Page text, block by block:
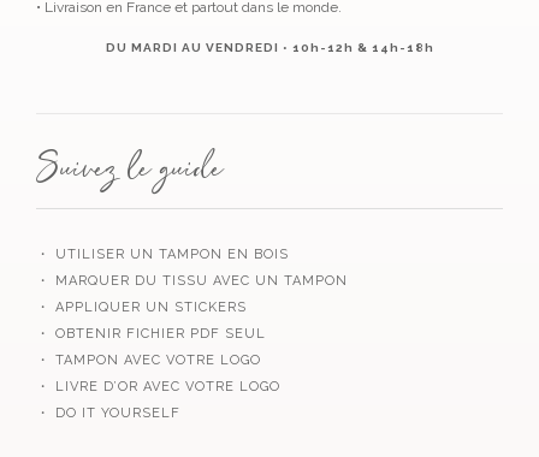
• Livraison en France et partout dans le monde.
DU MARDI AU VENDREDI • 10h-12h & 14h-18h
Suivez le guide
・ UTILISER UN TAMPON EN BOIS
・ MARQUER DU TISSU AVEC UN TAMPON
・ APPLIQUER UN STICKERS
・ OBTENIR FICHIER PDF SEUL
・ TAMPON AVEC VOTRE LOGO
・ LIVRE D’OR AVEC VOTRE LOGO
・ DO IT YOURSELF